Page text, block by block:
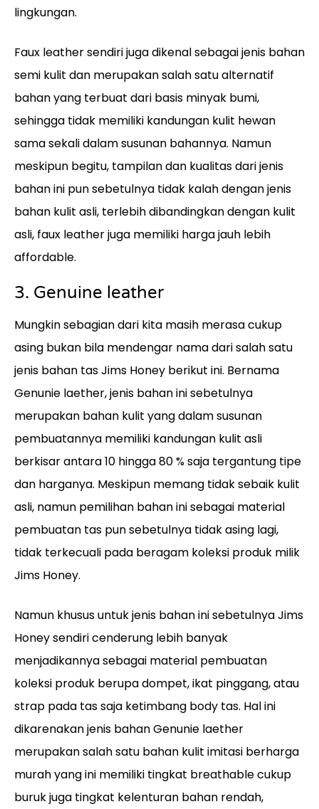
lingkungan.
Faux leather sendiri juga dikenal sebagai jenis bahan
semi kulit dan merupakan salah satu alternatif
bahan yang terbuat dari basis minyak bumi,
sehingga tidak memiliki kandungan kulit hewan
sama sekali dalam susunan bahannya. Namun
meskipun begitu, tampilan dan kualitas dari jenis
bahan ini pun sebetulnya tidak kalah dengan jenis
bahan kulit asli, terlebih dibandingkan dengan kulit
asli, faux leather juga memiliki harga jauh lebih
affordable.
3. Genuine leather
Mungkin sebagian dari kita masih merasa cukup
asing bukan bila mendengar nama dari salah satu
jenis bahan tas Jims Honey berikut ini. Bernama
Genunie laether, jenis bahan ini sebetulnya
merupakan bahan kulit yang dalam susunan
pembuatannya memiliki kandungan kulit asli
berkisar antara 10 hingga 80 % saja tergantung tipe
dan harganya. Meskipun memang tidak sebaik kulit
asli, namun pemilihan bahan ini sebagai material
pembuatan tas pun sebetulnya tidak asing lagi,
tidak terkecuali pada beragam koleksi produk milik
Jims Honey.
Namun khusus untuk jenis bahan ini sebetulnya Jims
Honey sendiri cenderung lebih banyak
menjadikannya sebagai material pembuatan
koleksi produk berupa dompet, ikat pinggang, atau
strap pada tas saja ketimbang body tas. Hal ini
dikarenakan jenis bahan Genunie laether
merupakan salah satu bahan kulit imitasi berharga
murah yang ini memiliki tingkat breathable cukup
buruk juga tingkat kelenturan bahan rendah,